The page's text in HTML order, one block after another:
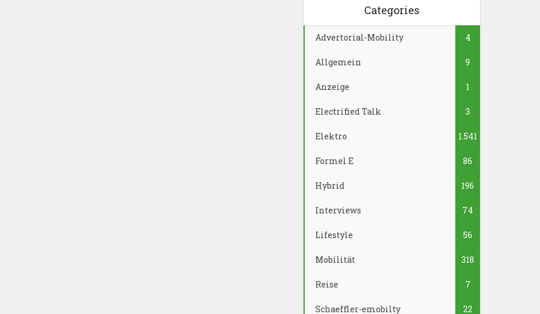
Categories
Advertorial-Mobility 4
Allgemein 9
Anzeige 1
Electrified Talk 3
Elektro 1.541
Formel E 86
Hybrid 196
Interviews 74
Lifestyle 56
Mobilität 318
Reise 7
Schaeffler-emobilty 22